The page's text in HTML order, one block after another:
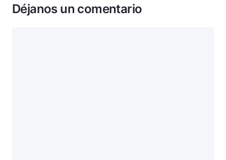
Déjanos un comentario